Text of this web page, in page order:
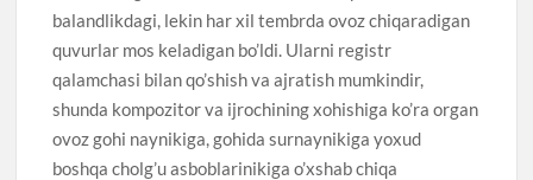
balandlikdagi, lekin har xil tembrda ovoz chiqaradigan
quvurlar mos keladigan bo’ldi. Ularni registr
qalamchasi bilan qo’shish va ajratish mumkindir,
shunda kompozitor va ijrochining xohishiga ko’ra organ
ovoz gohi naynikiga, gohida surnaynikiga yoxud
boshqa cholg’u asboblarinikiga o’xshab chiqa